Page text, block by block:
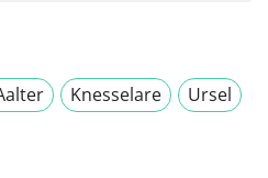
Knesselare
Ursel